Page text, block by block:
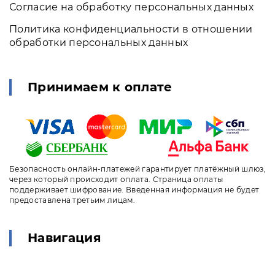
Согласие на обработку персональных данных
Политика конфиденциальности в отношении
обработки персональных данных
Принимаем к оплате
Безопасность онлайн-платежей гарантирует платёжный шлюз,
через который происходит оплата. Страница оплаты
поддерживает шифрование. Введенная информация не будет
предоставлена третьим лицам.
Навигация